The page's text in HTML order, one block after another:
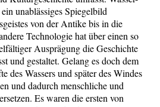
unablässiges Spiegelbild
von der Antike bis in die
Technologie hat über einen so
Ausprägung die Geschichte
und gestaltet. Gelang es doch dem
des Wassers und später des Windes
und dadurch menschliche und
Es waren die ersten von